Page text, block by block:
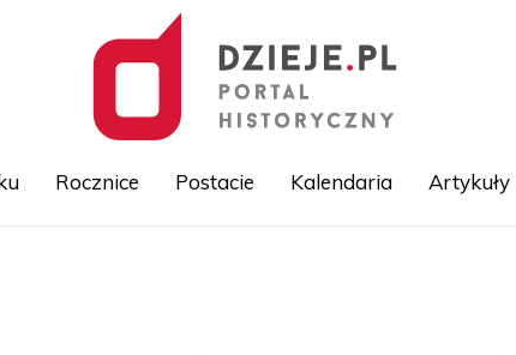
Rocznice Postacie Kalendaria Artykuły